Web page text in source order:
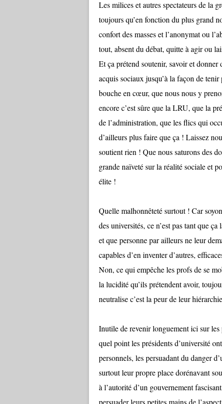
Les milices et autres spectateurs de la
toujours qu’en fonction du plus grand
confort des masses et l’anonymat ou
tout, absent du débat, quitte à agir ou
Et ça prétend soutenir, savoir et donner
acquis sociaux jusqu’à la façon de
bouche en cœur, que nous nous y
encore c’est sûre que la LRU, que la
de l’administration, que les flics qui
d’ailleurs plus faire que ça ! Laissez
soutient rien ! Que nous saturons des
grande naïveté sur la réalité sociale et
élite !
Quelle malhonnêteté surtout ! Car
des universités, ce n’est pas tant que
et que personne par ailleurs ne leur
capables d’en inventer d’autres,
Non, ce qui empêche les profs de se
la lucidité qu’ils prétendent avoir,
neutralise c’est la peur de leur
Inutile de revenir longuement ici sur
quel point les présidents d’université
personnels, les persuadant du danger
surtout leur propre place dorénavant
à l’autorité d’un gouvernement
persuader leurs petites mains de